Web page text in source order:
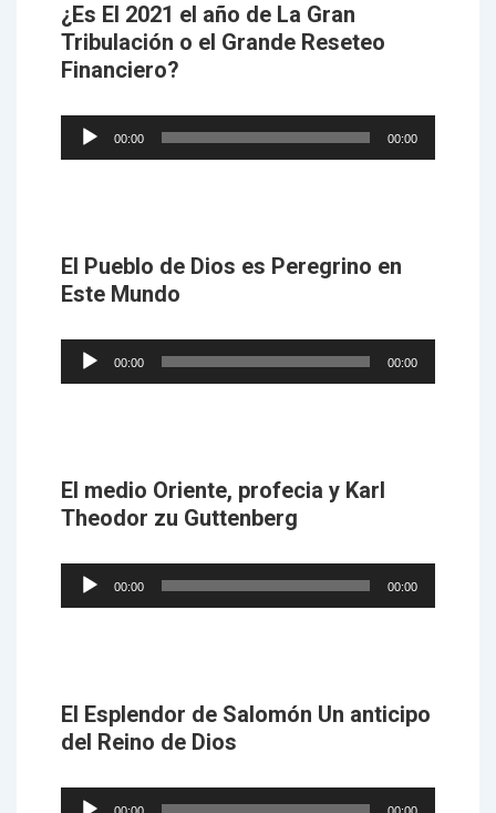
¿Es El 2021 el año de La Gran
Tribulación o el Grande Reseteo
Financiero?
Audio
Player
00:00 00:00
El Pueblo de Dios es Peregrino en
Este Mundo
Audio
Player
00:00 00:00
El medio Oriente, profecia y Karl
Theodor zu Guttenberg
Audio
Player
00:00 00:00
El Esplendor de Salomón Un anticipo
del Reino de Dios
Audio